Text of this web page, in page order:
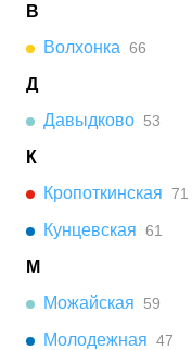
В
Волхонка 66
Д
Давыдково 53
К
Кропоткинская 71
Кунцевская 61
М
Можайская
59
Молодежная 47